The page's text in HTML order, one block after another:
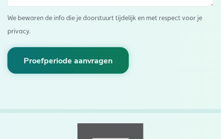
We bewaren de info die je doorstuurt tijdelijk en met respect voor je
privacy.
Proefperiode aanvragen